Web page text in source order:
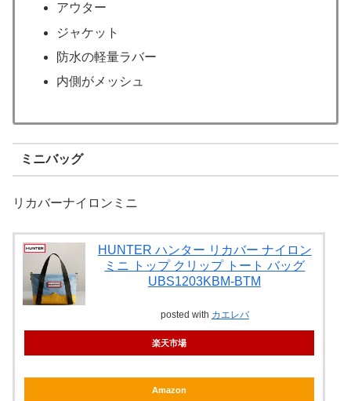
アウター
ジャケット
防水の軽量ラバー
内側がメッシュ
ミニバッグ
リカバーナイロンミニ
HUNTER ハンター リカバー ナイロン
ミニ トップ クリップ トート バッグ
UBS1203KBM-BTM
posted with カエレバ
楽天市場
Amazon